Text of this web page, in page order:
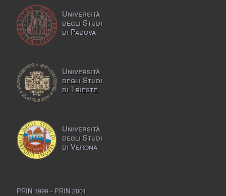
Università
degli Studi
di Padova
Università
degli Studi
di Trieste
Università
degli Studi
di Verona
PRIN 1999 - PRIN 2001